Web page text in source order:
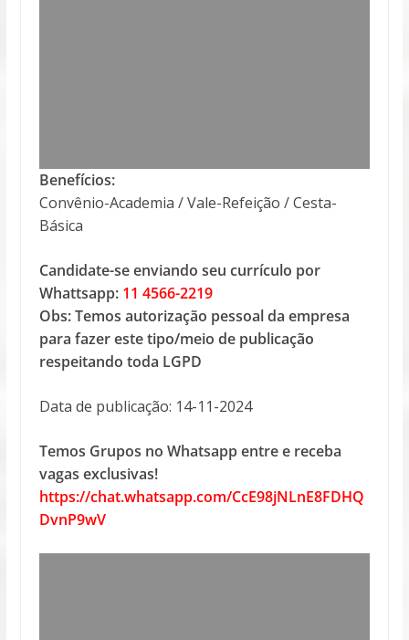
Benefícios:
Convênio-Academia / Vale-Refeição / Cesta-
Básica
Candidate-se enviando seu currículo por
Whattsapp: 11 4566-2219
Obs: Temos autorização pessoal da empresa
para fazer este tipo/meio de publicação
respeitando toda LGPD
Data de publicação: 14-11-2024
Temos Grupos no Whatsapp entre e receba
vagas exclusivas!
https://chat.whatsapp.com/CcE98jNLnE8FDHQ
DvnP9wV